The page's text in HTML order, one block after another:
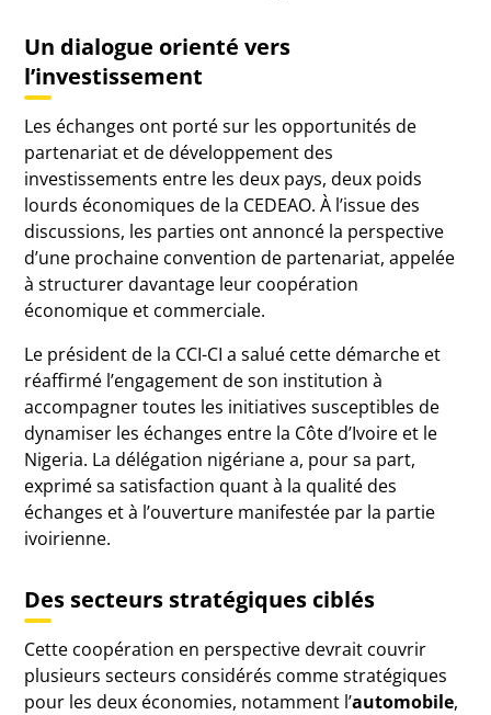
Un dialogue orienté vers
l’investissement
Les échanges ont porté sur les opportunités de
partenariat et de développement des
investissements entre les deux pays, deux poids
lourds économiques de la CEDEAO. À l’issue des
discussions, les parties ont annoncé la perspective
d’une prochaine convention de partenariat, appelée
à structurer davantage leur coopération
économique et commerciale.
Le président de la CCI-CI a salué cette démarche et
réaffirmé l’engagement de son institution à
accompagner toutes les initiatives susceptibles de
dynamiser les échanges entre la Côte d’Ivoire et le
Nigeria. La délégation nigériane a, pour sa part,
exprimé sa satisfaction quant à la qualité des
échanges et à l’ouverture manifestée par la partie
ivoirienne.
Des secteurs stratégiques ciblés
Cette coopération en perspective devrait couvrir
plusieurs secteurs considérés comme stratégiques
pour les deux économies, notamment l’automobile,